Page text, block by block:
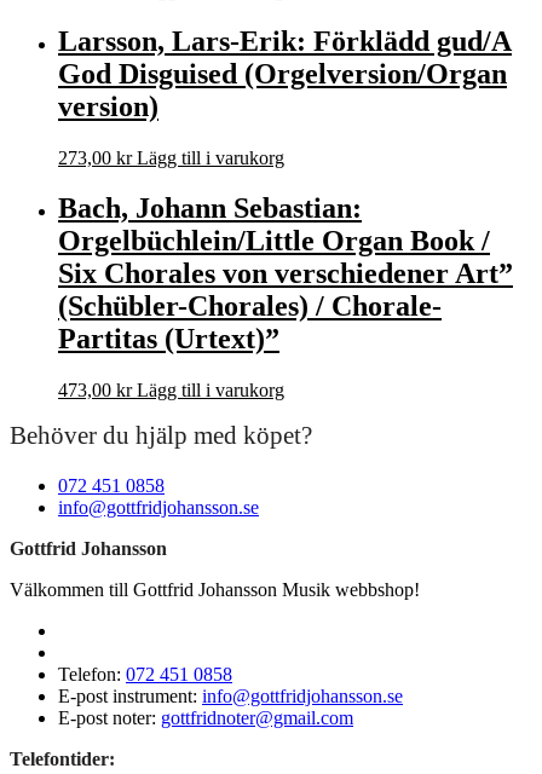
Larsson, Lars-Erik: Förklädd gud/A
God Disguised (Orgelversion/Organ
version)
273,00 kr Lägg till i varukorg
Bach, Johann Sebastian:
Orgelbüchlein/Little Organ Book /
Six Chorales von verschiedener Art”
(Schübler-Chorales) / Chorale-
Partitas (Urtext)”
473,00 kr Lägg till i varukorg
Behöver du hjälp med köpet?
072 451 0858
info@gottfridjohansson.se
Gottfrid Johansson
Välkommen till Gottfrid Johansson Musik webbshop!
Telefon: 072 451 0858
E-post instrument: info@gottfridjohansson.se
E-post noter: gottfridnoter@gmail.com
Telefontider: